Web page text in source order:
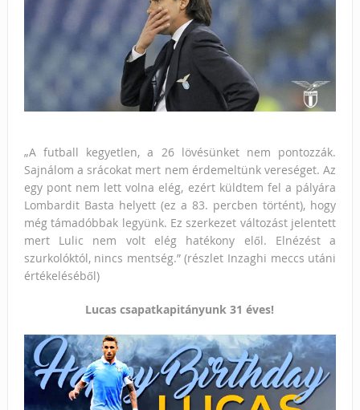
„A futball kegyetlen, a 26 lövésünket nem pontozzák.
Sajnálom a srácokat mert nem érdemeltünk vereséget. Az
egy pont nem lett volna elég, ezért küldtem fel a pályára
Lombardit Basta helyett (ez a 83. percben történt), hogy
még támadóbbak legyünk. Ez szerkezet változást jelentett
mert Lulic nem volt elég hatékony elől.
Elnézést a
szurkolóktól, nincs mentség.” (részlet Inzaghi meccs utáni
értékeléséből)
Lucas csapatkapitányunk 31 éves!